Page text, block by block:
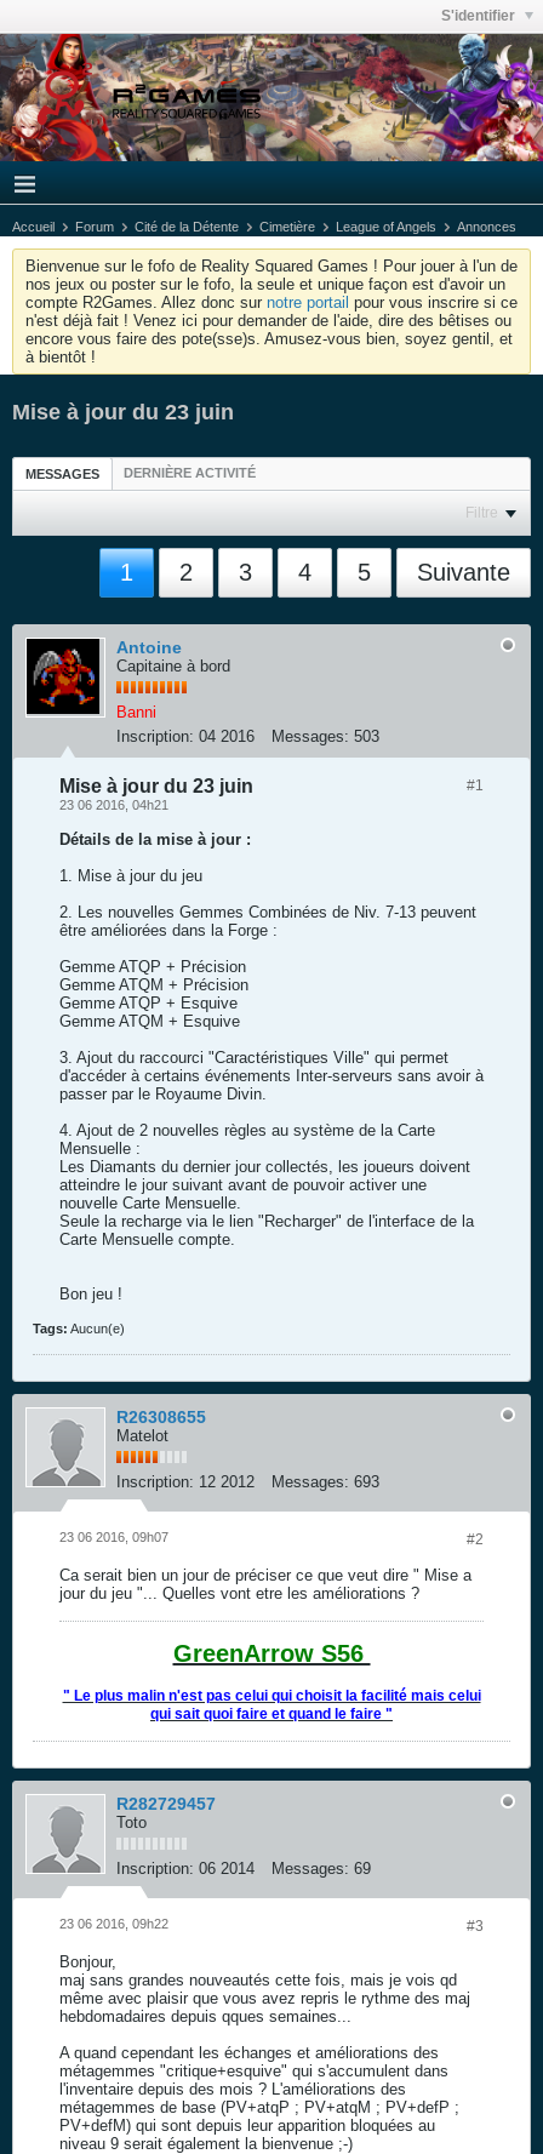
S'identifier
Accueil Forum Cité de la Détente Cimetière League of Angels Annonces
Bienvenue sur le fofo de Reality Squared Games ! Pour jouer à l'un de
nos jeux ou poster sur le fofo, la seule et unique façon est d'avoir un
compte R2Games. Allez donc sur notre portail pour vous inscrire si ce
n'est déjà fait ! Venez ici pour demander de l'aide, dire des bêtises ou
encore vous faire des pote(sse)s. Amusez-vous bien, soyez gentil, et
à bientôt !
Mise à jour du 23 juin
MESSAGES DERNIÈRE ACTIVITÉ
Filtre
1 2 3 4 5 Suivante
Antoine
Capitaine à bord
Banni
Inscription: 04 2016 Messages: 503
#1
Mise à jour du 23 juin
23 06 2016, 04h21
Détails de la mise à jour :
1. Mise à jour du jeu
2. Les nouvelles Gemmes Combinées de Niv. 7-13 peuvent
être améliorées dans la Forge :
Gemme ATQP + Précision
Gemme ATQM + Précision
Gemme ATQP + Esquive
Gemme ATQM + Esquive
3. Ajout du raccourci "Caractéristiques Ville" qui permet
d'accéder à certains événements Inter-serveurs sans avoir à
passer par le Royaume Divin.
4. Ajout de 2 nouvelles règles au système de la Carte
Mensuelle :
Les Diamants du dernier jour collectés, les joueurs doivent
atteindre le jour suivant avant de pouvoir activer une
nouvelle Carte Mensuelle.
Seule la recharge via le lien "Recharger" de l'interface de la
Carte Mensuelle compte.
Bon jeu !
Tags: Aucun(e)
R26308655
Matelot
Inscription: 12 2012 Messages: 693
#2
23 06 2016, 09h07
Ca serait bien un jour de préciser ce que veut dire " Mise a
jour du jeu "... Quelles vont etre les améliorations ?
GreenArrow S56
" Le plus malin n'est pas celui qui choisit la facilité mais celui
qui sait quoi faire et quand le faire "
R282729457
Toto
Inscription: 06 2014 Messages: 69
#3
23 06 2016, 09h22
Bonjour,
maj sans grandes nouveautés cette fois, mais je vois qd
même avec plaisir que vous avez repris le rythme des maj
hebdomadaires depuis qques semaines...
A quand cependant les échanges et améliorations des
métagemmes "critique+esquive" qui s'accumulent dans
l'inventaire depuis des mois ? L'améliorations des
métagemmes de base (PV+atqP ; PV+atqM ; PV+defP ;
PV+defM) qui sont depuis leur apparition bloquées au
niveau 9 serait également la bienvenue ;-)